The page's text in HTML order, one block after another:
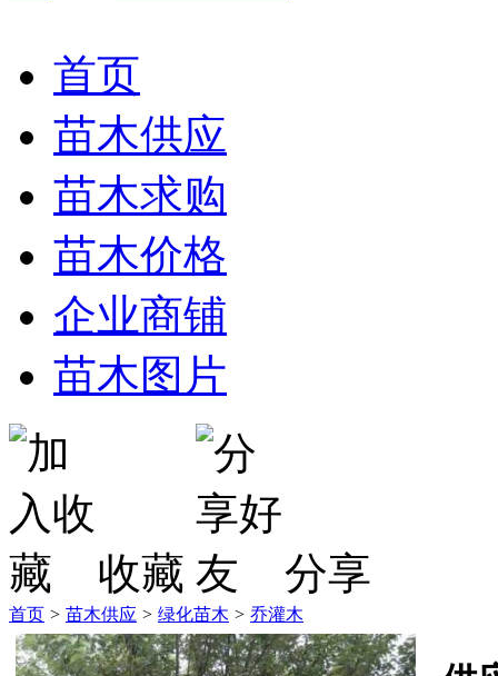
首页
苗木供应
苗木求购
苗木价格
企业商铺
苗木图片
收藏 分享
首页 > 苗木供应 > 绿化苗木 > 乔灌木